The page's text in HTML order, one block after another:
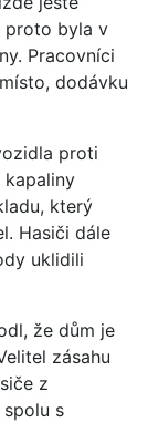
proto byla v
Pracovníci
dodávku
proti
kapaliny
který
Hasiči dále
uklidili
že dům je
zásahu
z
s